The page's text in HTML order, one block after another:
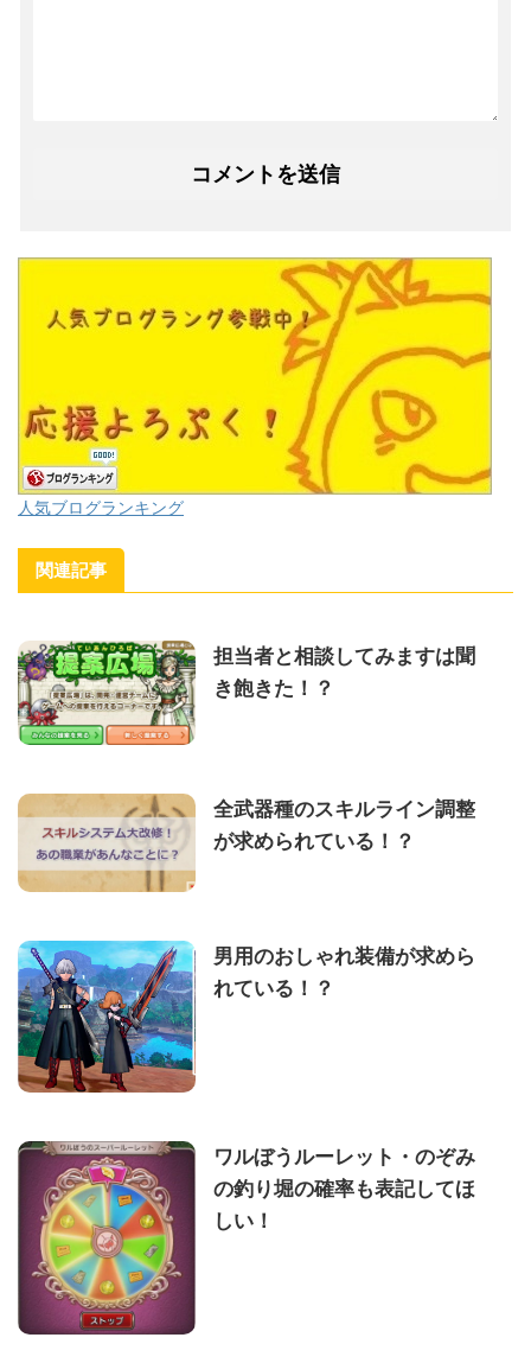
人気ブログランキング
関連記事
担当者と相談してみますは聞
き飽きた！？
全武器種のスキルライン調整
が求められている！？
男用のおしゃれ装備が求めら
れている！？
ワルぼうルーレット・のぞみ
の釣り堀の確率も表記してほ
しい！